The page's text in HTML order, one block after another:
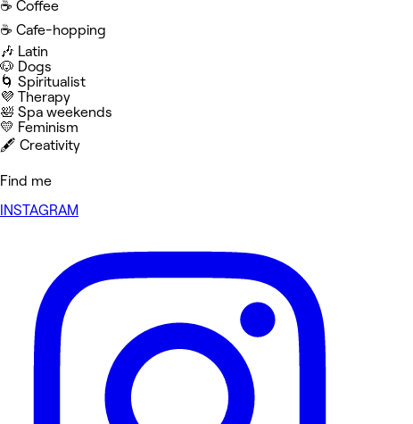
☕️ Coffee
☕️ Cafe-hopping
🎶 Latin
🐶 Dogs
🌀 Spiritualist
💜 Therapy
🛀 Spa weekends
💛 Feminism
🖋️ Creativity
Find me
INSTAGRAM